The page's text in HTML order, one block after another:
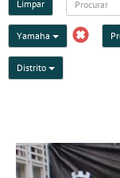
Limpar
Yamaha
Distrito